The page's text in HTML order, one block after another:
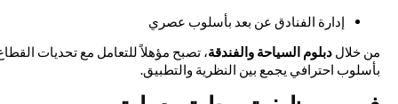
إدارة الفنادق عن بعد بأسلوب عصري
من خلالدبلوم السياحة والفندقة، تصبح مؤهلاً للتعامل مع تحديات القطاع
بأسلوب احترافي يجمع بين النظرية والتطبيق.